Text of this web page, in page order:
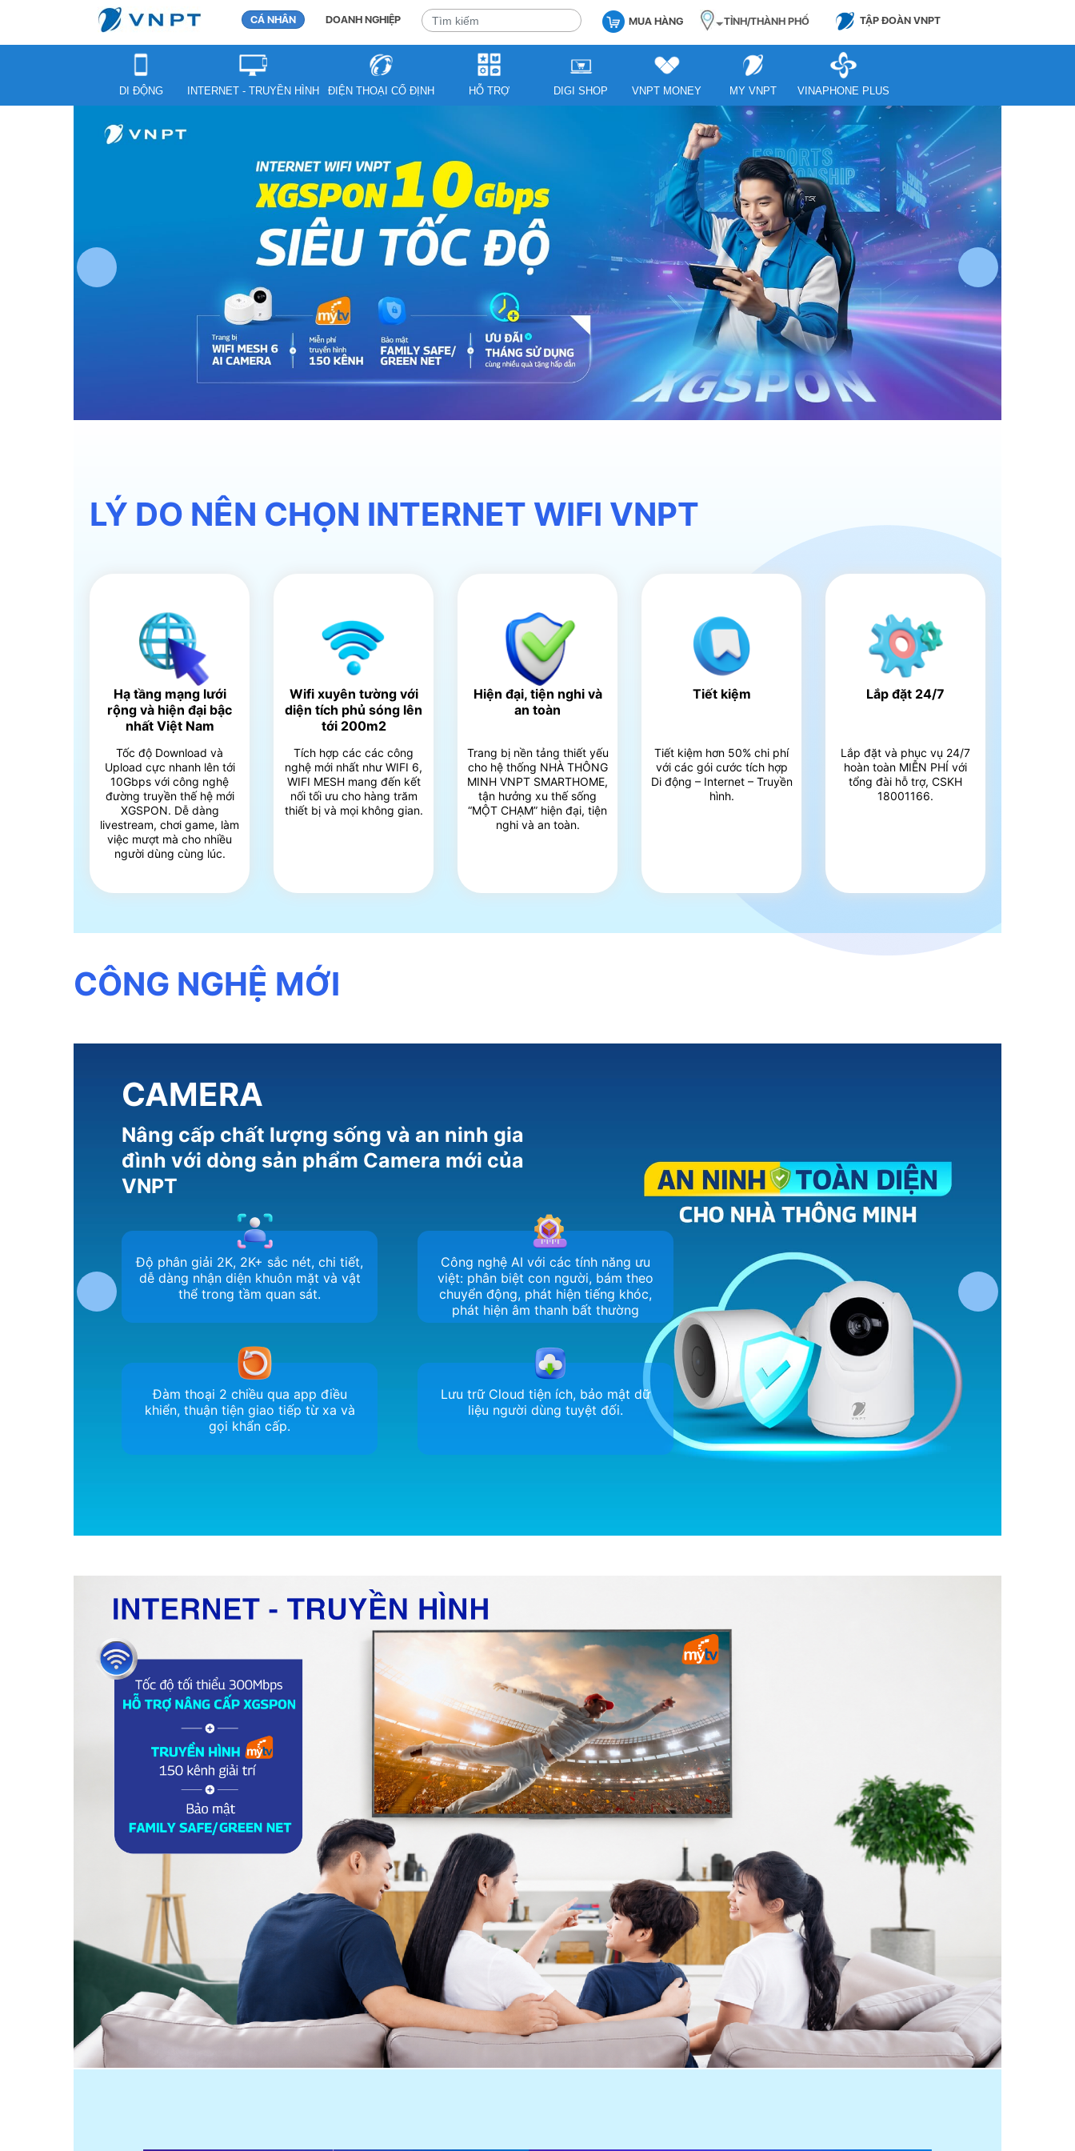
CÁ NHÂN DOANH NGHIỆP MUA HÀNG TỈNH/THÀNH PHỐ TẬP ĐOÀN VNPT
DI ĐỘNG INTERNET - TRUYỀN HÌNH ĐIỆN THOẠI CỐ ĐỊNH HỖ TRỢ DIGI SHOP VNPT MONEY MY VNPT VINAPHONE PLUS
LÝ DO NÊN CHỌN INTERNET WIFI VNPT
Hạ tầng mạng lưới
rộng và hiện đại bậc
nhất Việt Nam
Tốc độ Download và
Upload cực nhanh lên tới
10Gbps với công nghệ
đường truyền thế hệ mới
XGSPON. Dễ dàng
livestream, chơi game, làm
việc mượt mà cho nhiều
người dùng cùng lúc.
Wifi xuyên tường với
diện tích phủ sóng lên
tới 200m2
Tích hợp các các công
nghệ mới nhất như WIFI 6,
WIFI MESH mang đến kết
nối tối ưu cho hàng trăm
thiết bị và mọi không gian.
Hiện đại, tiện nghi và
an toàn
Trang bị nền tảng thiết yếu
cho hệ thống NHÀ THÔNG
MINH VNPT SMARTHOME,
tận hưởng xu thế sống
“MỘT CHẠM” hiện đại, tiện
nghi và an toàn.
Tiết kiệm
Tiết kiệm hơn 50% chi phí
với các gói cước tích hợp
Di động – Internet – Truyền
hình.
Lắp đặt 24/7
Lắp đặt và phục vụ 24/7
hoàn toàn MIỄN PHÍ với
tổng đài hỗ trợ, CSKH
18001166.
CÔNG NGHỆ MỚI
CAMERA
Nâng cấp chất lượng sống và an ninh gia
đình với dòng sản phẩm Camera mới của
VNPT
Độ phân giải 2K, 2K+ sắc nét, chi tiết,
dễ dàng nhận diện khuôn mặt và vật
thể trong tầm quan sát.
Công nghệ AI với các tính năng ưu
việt: phân biệt con người, bám theo
chuyển động, phát hiện tiếng khóc,
phát hiện âm thanh bất thường
Đàm thoại 2 chiều qua app điều
khiển, thuận tiện giao tiếp từ xa và
gọi khẩn cấp.
Lưu trữ Cloud tiện ích, bảo mật dữ
liệu người dùng tuyệt đối.